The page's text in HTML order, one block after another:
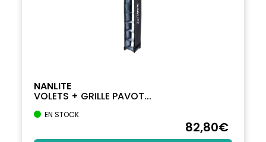
NANLITE
VOLETS + GRILLE PAVOT...
EN STOCK
82,80€